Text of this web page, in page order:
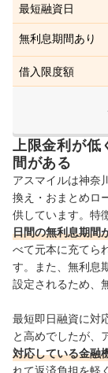
最短融資日
無利息期間あり
借入限度額
上限金利が
間がある
アスマイルは神奈
換え・おまとめロ
供しています。 特
日間の無利息期間
べて元本に充てら
す。また、無利息
設定されるため、
最短即日融資に対
と高めでしたが、
対応している金融